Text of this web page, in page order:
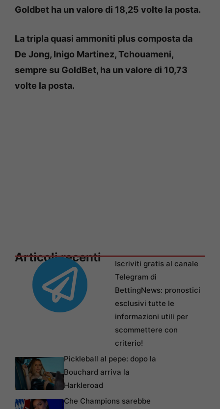
Goldbet ha un valore di 18,25 volte la posta.
La tripla quasi ammoniti plus composta da
De Jong, Inigo Martinez, Tchouameni,
sempre su GoldBet, ha un valore di 10,73
volte la posta.
Articoli recenti
Iscriviti gratis al canale
Telegram di
BettingNews: pronostici
esclusivi tutte le
informazioni utili per
scommettere con
criterio!
Pickleball al pepe: dopo la
Bouchard arriva la
Harkleroad
Che Champions sarebbe